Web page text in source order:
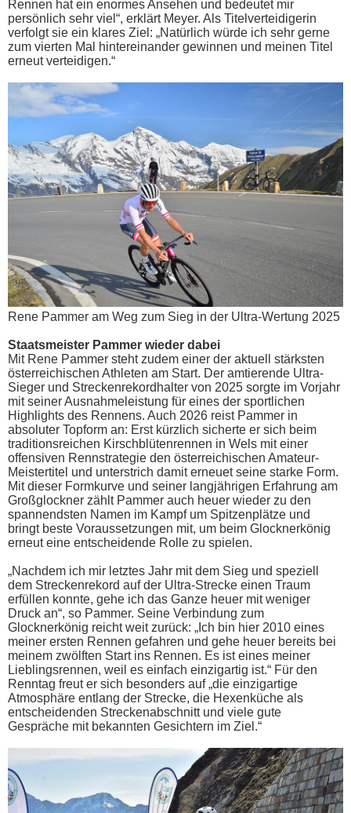
Rennen hat ein enormes Ansehen und bedeutet mir
persönlich sehr viel“, erklärt Meyer. Als Titelverteidigerin
verfolgt sie ein klares Ziel: „Natürlich würde ich sehr gerne
zum vierten Mal hintereinander gewinnen und meinen Titel
erneut verteidigen.“
Rene Pammer am Weg zum Sieg in der Ultra-Wertung 2025
Staatsmeister Pammer wieder dabei
Mit Rene Pammer steht zudem einer der aktuell stärksten
österreichischen Athleten am Start. Der amtierende Ultra-
Sieger und Streckenrekordhalter von 2025 sorgte im Vorjahr
mit seiner Ausnahmeleistung für eines der sportlichen
Highlights des Rennens. Auch 2026 reist Pammer in
absoluter Topform an: Erst kürzlich sicherte er sich beim
traditionsreichen Kirschblütenrennen in Wels mit einer
offensiven Rennstrategie den österreichischen Amateur-
Meistertitel und unterstrich damit erneuet seine starke Form.
Mit dieser Formkurve und seiner langjährigen Erfahrung am
Großglockner zählt Pammer auch heuer wieder zu den
spannendsten Namen im Kampf um Spitzenplätze und
bringt beste Voraussetzungen mit, um beim Glocknerkönig
erneut eine entscheidende Rolle zu spielen.
„Nachdem ich mir letztes Jahr mit dem Sieg und speziell
dem Streckenrekord auf der Ultra-Strecke einen Traum
erfüllen konnte, gehe ich das Ganze heuer mit weniger
Druck an“, so Pammer. Seine Verbindung zum
Glocknerkönig reicht weit zurück: „Ich bin hier 2010 eines
meiner ersten Rennen gefahren und gehe heuer bereits bei
meinem zwölften Start ins Rennen. Es ist eines meiner
Lieblingsrennen, weil es einfach einzigartig ist.“ Für den
Renntag freut er sich besonders auf „die einzigartige
Atmosphäre entlang der Strecke, die Hexenküche als
entscheidenden Streckenabschnitt und viele gute
Gespräche mit bekannten Gesichtern im Ziel.“